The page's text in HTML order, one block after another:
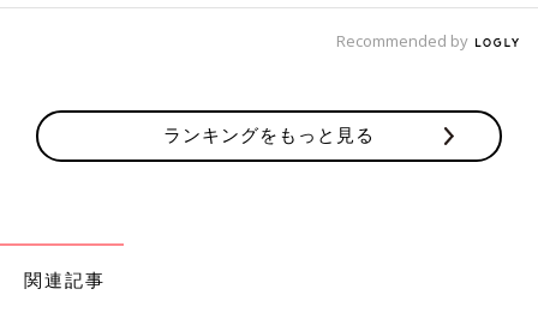
Recommended by
ランキングをもっと見る
関連記事